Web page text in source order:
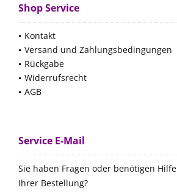
Shop Service
Kontakt
Versand und Zahlungsbedingungen
Rückgabe
Widerrufsrecht
AGB
Service E-Mail
Sie haben Fragen oder benötigen
Ihrer Bestellung?